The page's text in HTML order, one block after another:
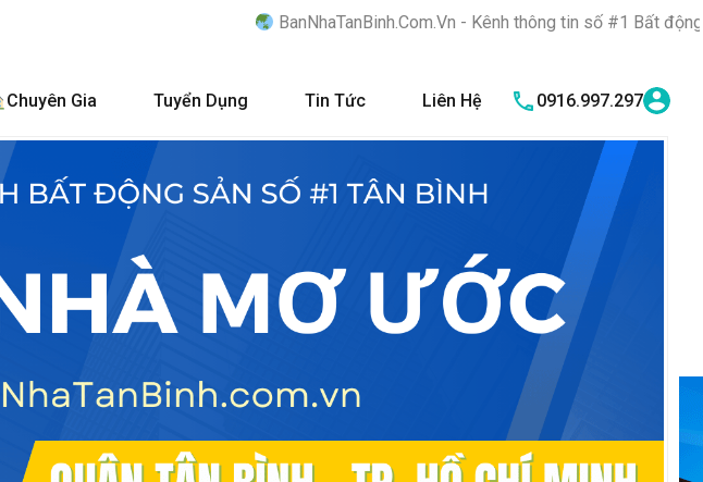
BanNhaTanBinh.Com.Vn - Kênh thông tin số #1 Bất động sản quận Tân
Chuyên Gia Tuyển Dụng Tin Tức Liên Hệ 0916.997.297